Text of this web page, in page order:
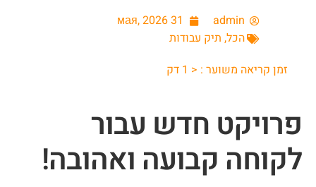
admin
31 мая, 2026
הכל, תיק עבודות
זמן קריאה משוער : < 1 דק
פרויקט חדש עבור
לקוחה קבועה ואהובה!